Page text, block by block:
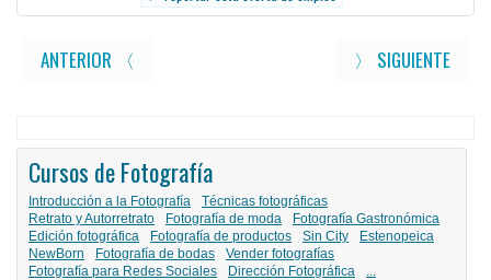
ANTERIOR 〈 〉 SIGUIENTE
Cursos de Fotografía
Introducción a la Fotografía
Técnicas fotográficas
Retrato y Autorretrato
Fotografía de moda
Fotografía Gastronómica
Edición fotográfica
Fotografía de productos Sin City
Estenopeica
NewBorn
Fotografía de bodas
Vender fotografías
Fotografía para Redes Sociales
Dirección Fotográfica ...